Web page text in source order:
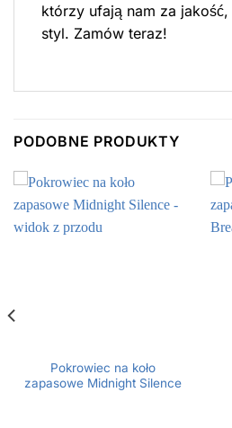
którzy ufają nam za
styl. Zamów teraz!
PODOBNE PRODUKTY
Pokrowiec na koło
zapasowe Midnight Silence